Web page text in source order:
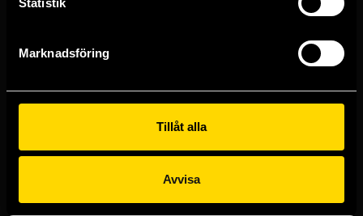
Marknadsföring
Tillåt alla
Avvisa
Göteborgsbutiken
Kungsgatan 19
Malmöbutiken
582 19 Linköping